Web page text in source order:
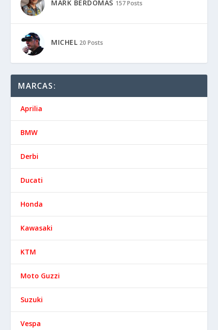
MARK BERDOMÁS 157 Posts
MICHEL 20 Posts
MARCAS:
Aprilia
BMW
Derbi
Ducati
Honda
Kawasaki
KTM
Moto Guzzi
Suzuki
Vespa